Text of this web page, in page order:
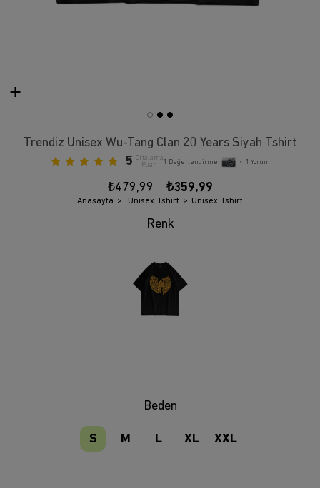
Trendiz Unisex Wu-Tang Clan 20 Years Siyah Tshirt
5 Ortalama
Puan
1 Değerlendirme • 1 Yorum
₺479,99 ₺359,99
Anasayfa Unisex Tshirt Unisex Tshirt
Beden
S M L XL XXL